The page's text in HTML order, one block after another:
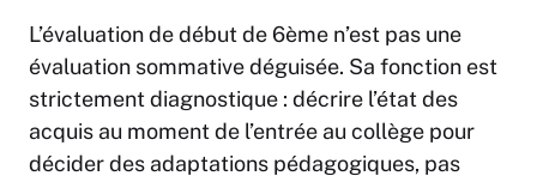
L’évaluation de début de 6ème n’est pas une
évaluation sommative déguisée. Sa fonction est
strictement diagnostique : décrire l’état des
acquis au moment de l’entrée au collège pour
décider des adaptations pédagogiques, pas